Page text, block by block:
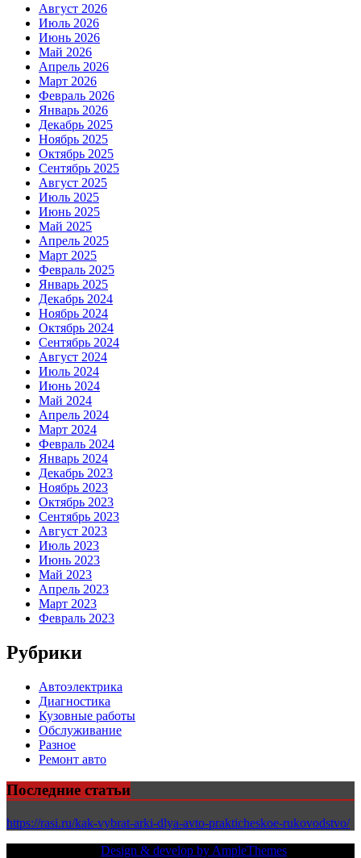
Август 2026
Июль 2026
Июнь 2026
Май 2026
Апрель 2026
Март 2026
Февраль 2026
Январь 2026
Декабрь 2025
Ноябрь 2025
Октябрь 2025
Сентябрь 2025
Август 2025
Июль 2025
Июнь 2025
Май 2025
Апрель 2025
Март 2025
Февраль 2025
Январь 2025
Декабрь 2024
Ноябрь 2024
Октябрь 2024
Сентябрь 2024
Август 2024
Июль 2024
Июнь 2024
Май 2024
Апрель 2024
Март 2024
Февраль 2024
Январь 2024
Декабрь 2023
Ноябрь 2023
Октябрь 2023
Сентябрь 2023
Август 2023
Июль 2023
Июнь 2023
Май 2023
Апрель 2023
Март 2023
Февраль 2023
Рубрики
Автоэлектрика
Диагностика
Кузовные работы
Обслуживание
Разное
Ремонт авто
Последние статьи
https://rasi.ru/kak-vybrat-arki-dlya-avto-prakticheskoe-rukovodstvo/
Design & develop by AmpleThemes